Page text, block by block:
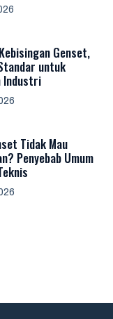
Genset,
untuk
Industri
Tidak Mau
Penyebab Umum